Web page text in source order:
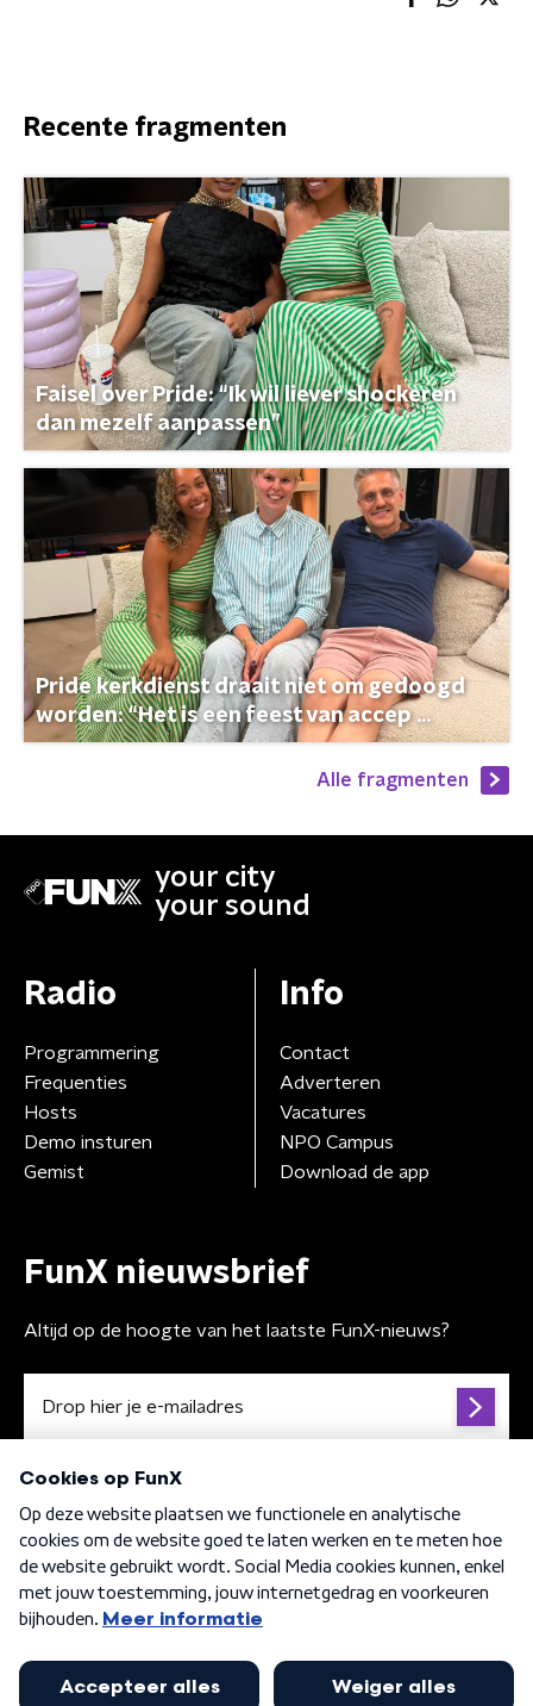
Recente fragmenten
Faisel over Pride: “Ik wil liever shockeren
dan mezelf aanpassen”
Pride kerkdienst draait niet om gedoogd
worden: “Het is een feest van accep ...
Alle fragmenten
your city
your sound
Radio
Programmering
Frequenties
Hosts
Demo insturen
Gemist
Info
Contact
Adverteren
Vacatures
NPO Campus
Download de app
FunX nieuwsbrief
Altijd op de hoogte van het laatste FunX-nieuws?
Algemene voorwaarden Privacybeleid